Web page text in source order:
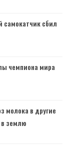
самокатчик сбил
чемпиона мира
молока в другие
землю